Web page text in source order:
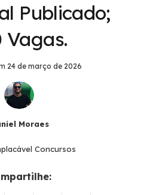
Publicado;
Vagas.
24 de março de 2026
Moraes
Concursos